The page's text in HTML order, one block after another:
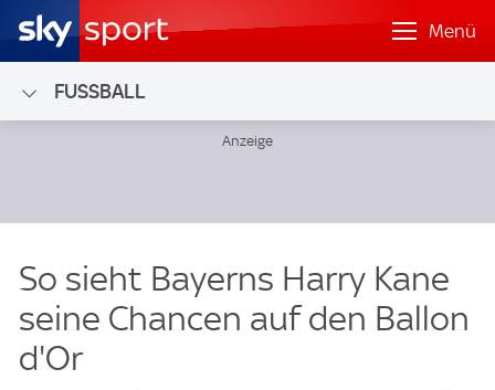
Menü
FUSSBALL
So sieht Bayerns Harry Kane
seine Chancen auf den Ballon
d'Or